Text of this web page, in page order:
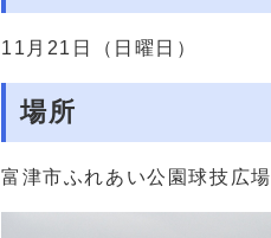
11月21日（日曜日）
場所
富津市ふれあい公園球技広場